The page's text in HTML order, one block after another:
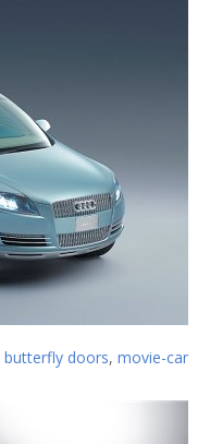
butterfly doors, movie-car